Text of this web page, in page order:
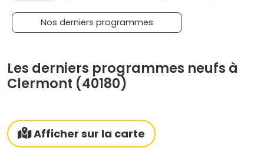
Nos derniers programmes
Les derniers programmes neufs à
Clermont (40180)
Afficher sur la carte